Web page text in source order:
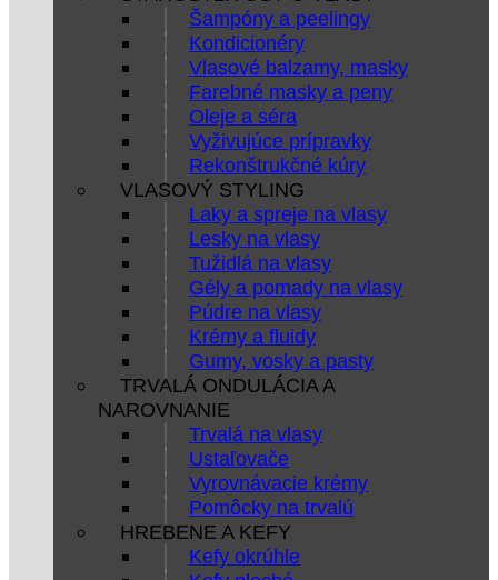
Šampóny a peelingy
Kondicionéry
Vlasové balzamy, masky
Farebné masky a peny
Oleje a séra
Vyživujúce prípravky
Rekonštrukčné kúry
VLASOVÝ STYLING
Laky a spreje na vlasy
Lesky na vlasy
Tužidlá na vlasy
Gély a pomady na vlasy
Púdre na vlasy
Krémy a fluidy
Gumy, vosky a pasty
TRVALÁ ONDULÁCIA A
NAROVNANIE
Trvalá na vlasy
Ustaľovače
Vyrovnávacie krémy
Pomôcky na trvalú
HREBENE A KEFY
Kefy okrúhle